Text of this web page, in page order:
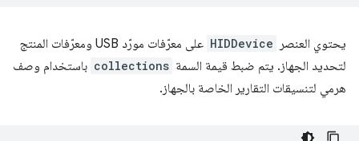
يحتوي العنصر HIDDevice
على معرّفات مورّد USB ومعرّفات المنتج
لتحديد الجهاز. يتم ضبط قيمة السمة collections باستخدام وصف
هرمي لتنسيقات التقارير الخاصة بالجهاز.